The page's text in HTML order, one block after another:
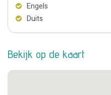
Engels
Duits
Bekijk op de kaart